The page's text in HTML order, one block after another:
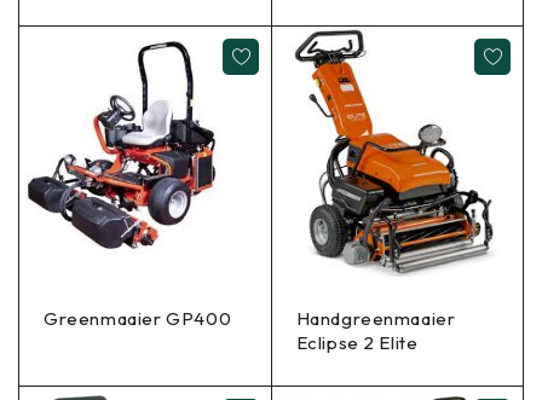
Greenmaaier GP400
Handgreenmaaier
Eclipse 2 Elite